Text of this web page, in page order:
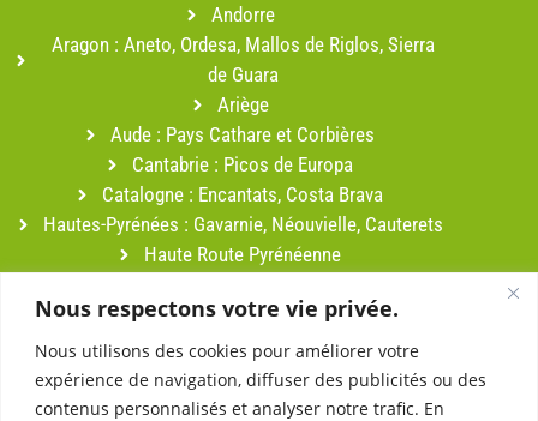
Nous respectons votre vie privée.
Nous utilisons des cookies pour améliorer votre
expérience de navigation, diffuser des publicités ou des
contenus personnalisés et analyser notre trafic. En
Andorre
Aragon : Aneto, Ordesa, Mallos de Riglos, Sierra
de Guara
Ariège
Aude : Pays Cathare et Corbières
Cantabrie : Picos de Europa
Catalogne : Encantats, Costa Brava
Hautes-Pyrénées : Gavarnie, Néouvielle, Cauterets
Haute Route Pyrénéenne
Navarre : Bardenas
Pyrénées-Atlantiques : Pays Basque, Aspe-Ossau
Pyrénées-Orientales : Collioure, Capcir
Sud-Ouest